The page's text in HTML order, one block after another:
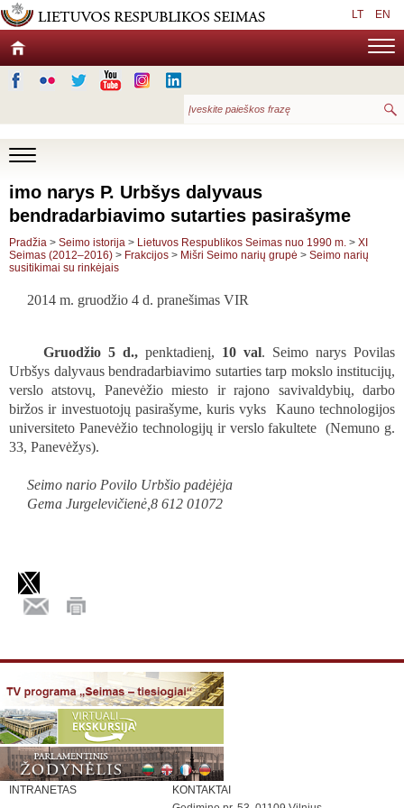
LT EN
imo narys P. Urbšys dalyvaus
bendradarbiavimo sutarties pasirašyme
Pradžia > Seimo istorija > Lietuvos Respublikos Seimas nuo 1990 m. > XI
Seimas (2012–2016) > Frakcijos > Mišri Seimo narių grupė > Seimo narių
susitikimai su rinkėjais
2014 m. gruodžio 4 d. pranešimas VIR­­­­­­
Gruodžio 5 d.,penktadienį, 10 val. Seimo narys Povilas
Urbšys dalyvaus bendradarbiavimo sutarties tarp mokslo institucijų,
verslo atstovų, Panevėžio miesto ir rajono savivaldybių, darbo
biržos ir investuotojų pasirašyme, kuris vyks Kauno technologijos
universiteto Panevėžio technologijų ir verslo fakultete (Nemuno g.
33, Panevėžys).
Seimo nario Povilo Urbšio padėjėja
Gema Jurgelevičienė,8 612 01072
INTRANETAS
KONTAKTAI